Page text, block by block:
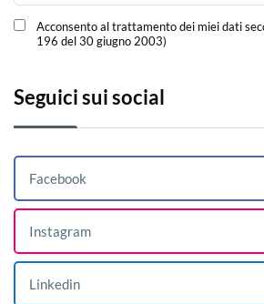
Acconsento al trattamento dei miei dati
196 del 30 giugno 2003)
Seguici sui social
Facebook
Instagram
Linkedin